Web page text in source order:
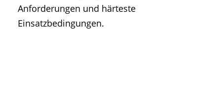
Anforderungen und härteste
Einsatzbedingungen.